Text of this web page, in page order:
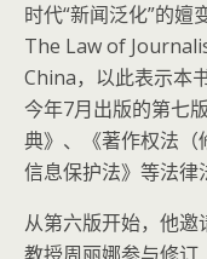
时代“新闻泛化”的嬗
The Law of
China，以此表示本
今年7月出版的第七
典》、《著作权法（
信息保护法》等法律
从第六版开始，他